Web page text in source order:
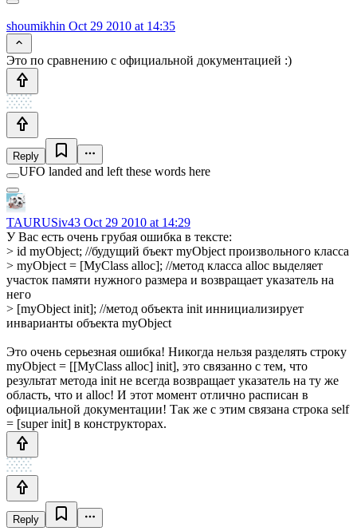
shoumikhin Oct 29 2010 at 14:35
Это по сравнению с официальной документацией :)
Reply
UFO landed and left these words here
TAURUSiv43 Oct 29 2010 at 14:29
У Вас есть очень грубая ошибка в тексте:
> id myObject; //будущий бъект myObject произвольного класса
> myObject = [MyClass alloc]; //метод класса alloc выделяет
участок памяти нужного размера и возвращает указатель на
него
> [myObject init]; //метод объекта init иннициализирует
инварианты объекта myObject
Это очень серьезная ошибка! Никогда нельзя разделять строку
myObject = [[MyClass alloc] init], это связанно с тем, что
результат метода init не всегда возвращает указатель на ту же
область, что и alloc! И этот момент отлично расписан в
официальной документации! Так же с этим связана строка self
= [super init] в конструкторах.
Reply